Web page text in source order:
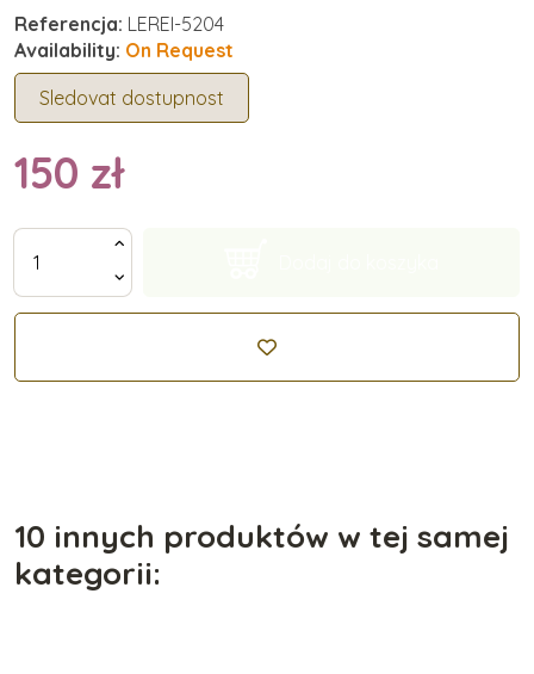
Referencja: LEREI-5204
Availability: On Request
Sledovat dostupnost
150 zł
10 innych produktów w tej samej
kategorii: